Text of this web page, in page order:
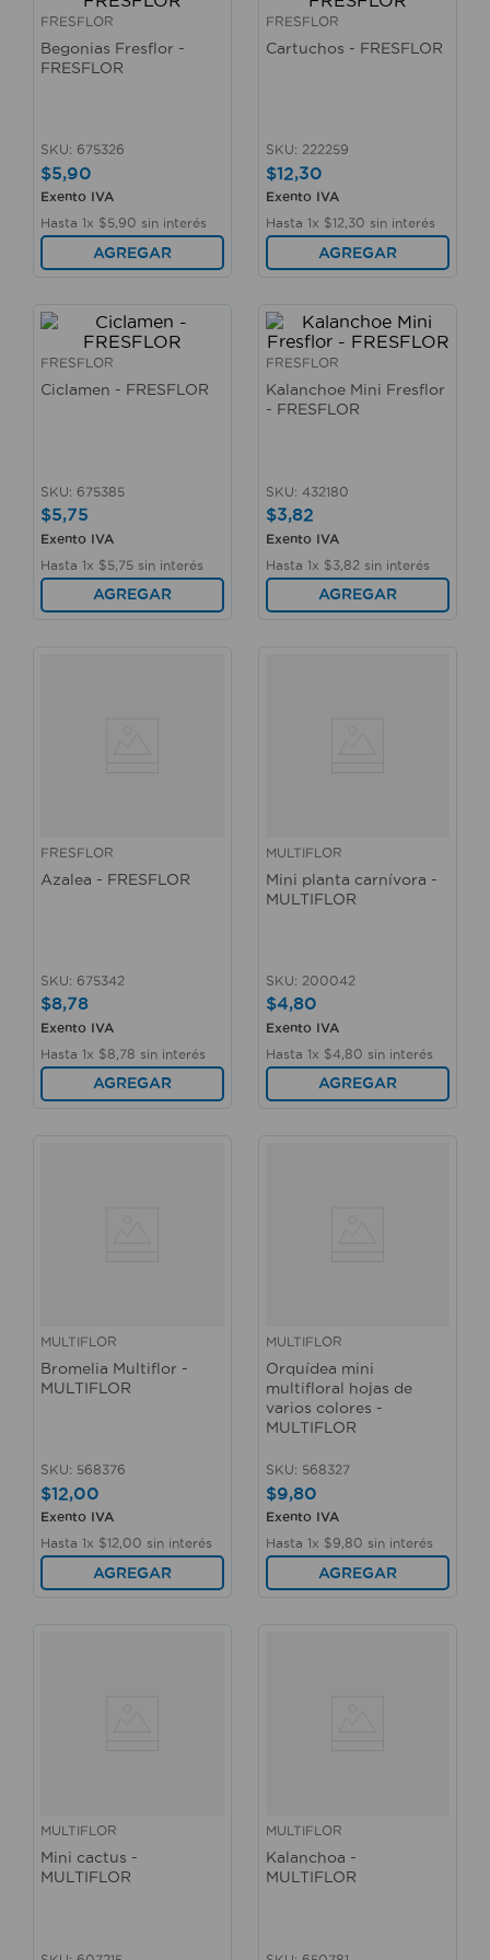
FRESFLOR
Begonias Fresflor -
FRESFLOR
SKU: 675326
$5,90
Exento IVA
Hasta 1x $5 90 sin interés
AGREGAR
FRESFLOR
Cartuchos - FRESFLOR
SKU: 222259
$12,30
Exento IVA
Hasta 1x $12 30 sin interés
AGREGAR
FRESFLOR
Ciclamen - FRESFLOR
SKU: 675385
$5,75
Exento IVA
Hasta 1x $5 75 sin interés
AGREGAR
FRESFLOR
Kalanchoe Mini Fresflor
- FRESFLOR
SKU: 432180
$3,82
Exento IVA
Hasta 1x $3 82 sin interés
AGREGAR
FRESFLOR
Azalea - FRESFLOR
SKU: 675342
$8,78
Exento IVA
Hasta 1x $8 78 sin interés
AGREGAR
MULTIFLOR
Mini planta carnívora -
MULTIFLOR
SKU: 200042
$4,80
Exento IVA
Hasta 1x $4 80 sin interés
AGREGAR
MULTIFLOR
Bromelia Multiflor -
MULTIFLOR
SKU: 568376
$12,00
Exento IVA
Hasta 1x $12 00 sin interés
AGREGAR
MULTIFLOR
Orquídea mini
multifloral hojas de
varios colores -
MULTIFLOR
SKU: 568327
$9,80
Exento IVA
Hasta 1x $9 80 sin interés
AGREGAR
MULTIFLOR
Mini cactus -
MULTIFLOR
MULTIFLOR
Kalanchoa -
MULTIFLOR
sillas